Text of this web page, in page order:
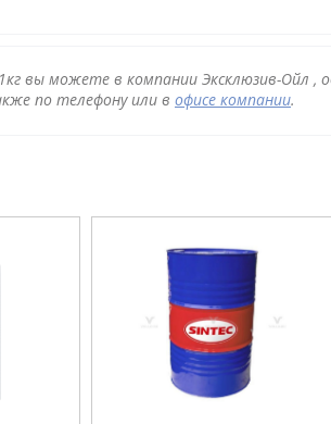
вы можете в компании Эксклюзив-Ойл ,
по телефону или в офисе компании.